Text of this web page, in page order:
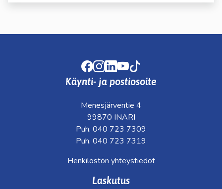
Facebook
Instagram
LinkedIn
Youtube
Käynti- ja postiosoite
Menesjärventie 4
99870 INARI
Puh. 040 723 7309
Puh. 040 723 7319
Henkilöstön yhteystiedot
Laskutus